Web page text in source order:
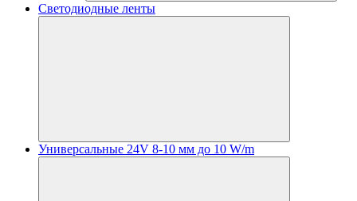
Светодиодные ленты
Универсальные 24V 8-10 мм до 10 W/m